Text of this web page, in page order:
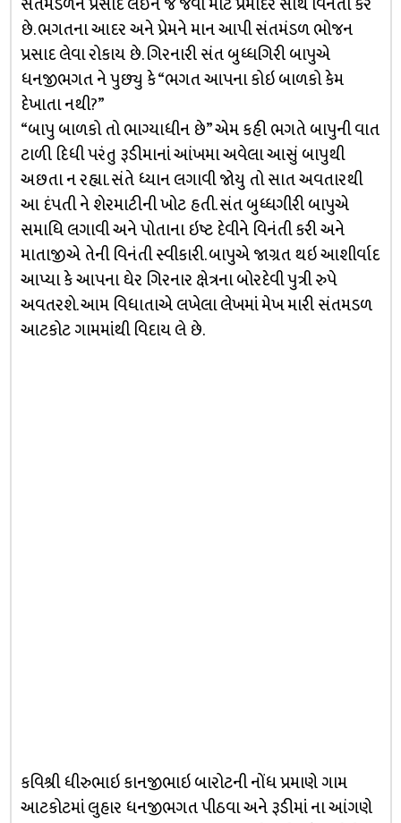
છે. ભગતના આદર અને પ્રેમને માન આપી સંતમંડળ ભોજન
પ્રસાદ લેવા રોકાય છે. ગિરનારી સંત બુધ્ધગિરી બાપુએ
ધનજીભગત ને પુછ્યુ કે “ભગત આપના કોઇ બાળકો કેમ
દેખાતા નથી?”
“બાપુ બાળકો તો ભાગ્યાધીન છે” એમ કહી ભગતે બાપુની વાત
ટાળી દિધી પરંતુ રૂડીમાનાં આંખમા અવેલા આસું બાપુથી
અછતા ન રહ્યા. સંતે ધ્યાન લગાવી જોયુ તો સાત અવતારથી
આ દંપતી ને શેરમાટીની ખોટ હતી. સંત બુધ્ધગીરી બાપુએ
સમાધિ લગાવી અને પોતાના ઇષ્ટ દેવીને વિનંતી કરી અને
માતાજીએ તેની વિનંતી સ્વીકારી. બાપુએ જાગ્રત થઇ આશીર્વાદ
આપ્યા કે આપના ઘેર ગિરનાર ક્ષેત્રના બોરદેવી પુત્રી રુપે
અવતરશે. આમ વિધાતાએ લખેલા લેખમાં મેખ મારી સંતમડળ
આટકોટ ગામમાંથી વિદાય લે છે.
કવિશ્રી ધીરુભાઇ કાનજીભાઇ બારોટની નોંધ પ્રમાણે ગામ
આટકોટમાં લુહાર ધનજીભગત પીઠવા અને રૂડીમાં ના આંગણે